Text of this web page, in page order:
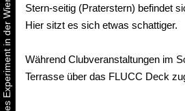
Stern-seitig (Praterstern) befindet
Hier sitzt es sich etwas schattiger.
Während Clubveranstaltungen im
Terrasse über das FLUCC Deck